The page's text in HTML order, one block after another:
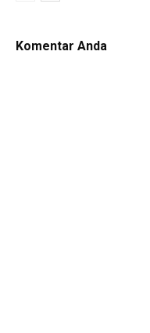
Komentar Anda